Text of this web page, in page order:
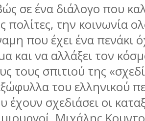
σε ένα διάλογο που
πολίτες, την κοινωνία
που έχει ένα πενάκι
και να αλλάξει τον
τους σπιτιού της
του ελληνικού
έχουν σχεδιάσει οι